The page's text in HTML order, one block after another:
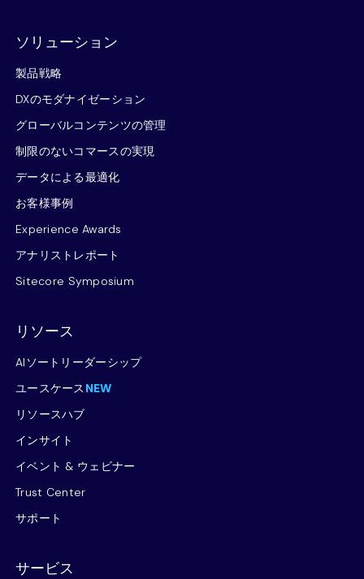
ソリューション
製品戦略
DXのモダナイゼーション
グローバルコンテンツの管理
制限のないコマースの実現
データによる最適化
お客様事例
Experience Awards
アナリストレポート
Sitecore Symposium
リソース
AIソートリーダーシップ
ユースケース NEW
リソースハブ
インサイト
イベント & ウェビナー
Trust Center
サポート
サービス